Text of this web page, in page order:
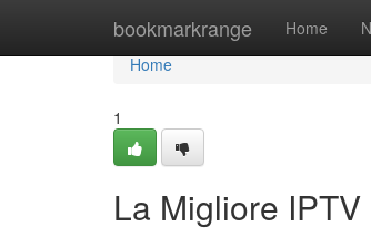
bookmarkrange Home
Home
Home
1
La Migliore